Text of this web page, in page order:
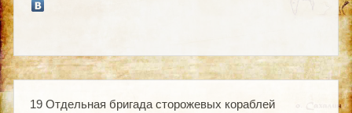
19 Отдельная бригада сторожевых кораблей